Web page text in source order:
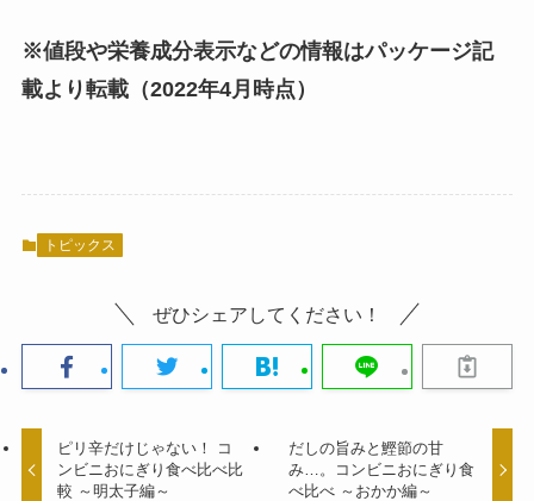
※値段や栄養成分表示などの情報はパッケージ記
載より転載（2022年4月時点）
トピックス
ぜひシェアしてください！
ピリ辛だけじゃない！ コ
ンビニおにぎり食べ比べ比
較 ～明太子編～
だしの旨みと鰹節の甘
み…。コンビニおにぎり食
べ比べ ～おかか編～